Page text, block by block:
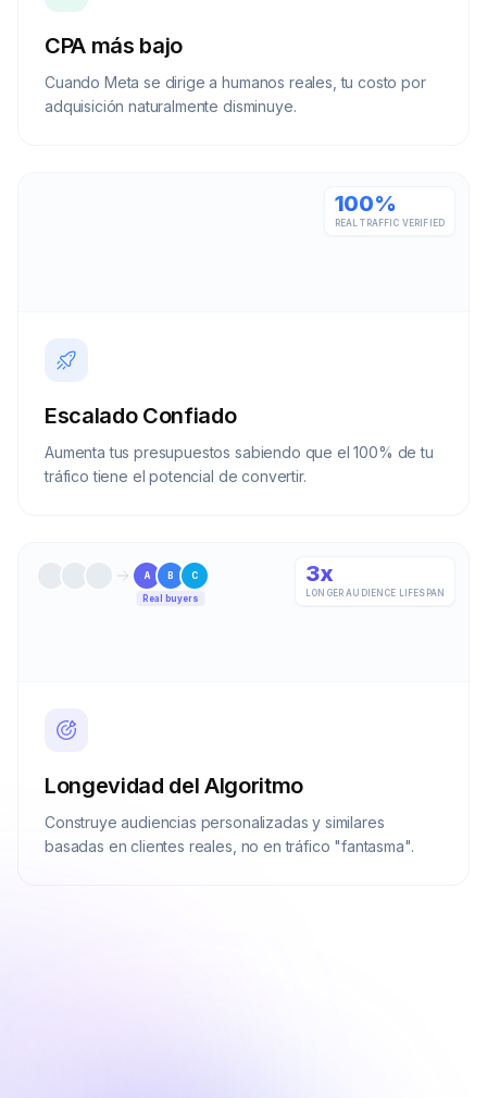
CPA más bajo
Cuando Meta se dirige a humanos reales, tu costo por
adquisición naturalmente disminuye.
100%
REAL TRAFFIC VERIFIED
Escalado Confiado
Aumenta tus presupuestos sabiendo que el 100% de tu
tráfico tiene el potencial de convertir.
A B C
Real buyers
3x
LONGER AUDIENCE LIFESPAN
Longevidad del Algoritmo
Construye audiencias personalizadas y similares
basadas en clientes reales, no en tráfico "fantasma".